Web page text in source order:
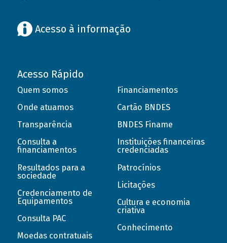
Acesso à informação
Acesso Rápido
Quem somos
Onde atuamos
Transparência
Consulta a
financiamentos
Resultados para a
sociedade
Credenciamento de
Equipamentos
Consulta PAC
Moedas contratuais
Financiamentos
Cartão BNDES
BNDES Finame
Instituições financeiras
credenciadas
Patrocínios
Licitações
Cultura e economia
criativa
Conhecimento